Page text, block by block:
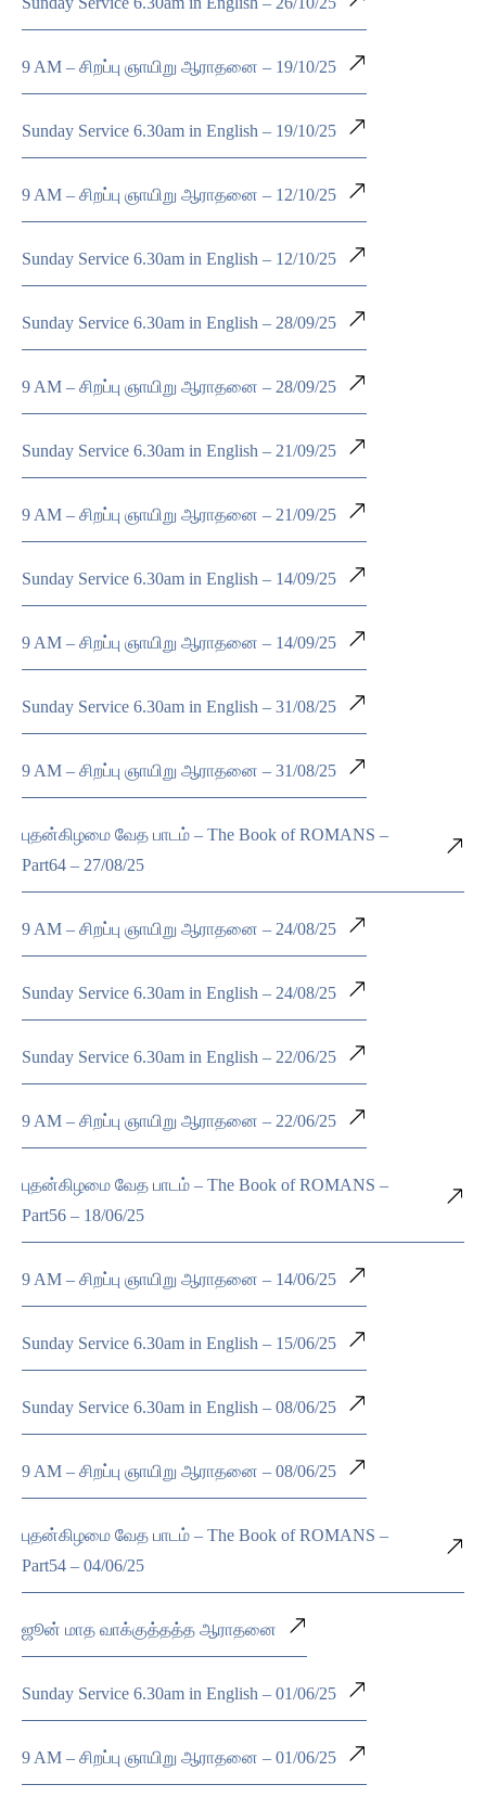
9 AM – சிறப்பு ஞாயிறு ஆராதனை – 19/10/25
Sunday Service 6.30am in English – 19/10/25
9 AM – சிறப்பு ஞாயிறு ஆராதனை – 12/10/25
Sunday Service 6.30am in English – 12/10/25
Sunday Service 6.30am in English – 28/09/25
9 AM – சிறப்பு ஞாயிறு ஆராதனை – 28/09/25
Sunday Service 6.30am in English – 21/09/25
9 AM – சிறப்பு ஞாயிறு ஆராதனை – 21/09/25
Sunday Service 6.30am in English – 14/09/25
9 AM – சிறப்பு ஞாயிறு ஆராதனை – 14/09/25
Sunday Service 6.30am in English – 31/08/25
9 AM – சிறப்பு ஞாயிறு ஆராதனை – 31/08/25
புதன்கிழமை வேத பாடம் – The Book of ROMANS –
Part64 – 27/08/25
9 AM – சிறப்பு ஞாயிறு ஆராதனை – 24/08/25
Sunday Service 6.30am in English – 24/08/25
Sunday Service 6.30am in English – 22/06/25
9 AM – சிறப்பு ஞாயிறு ஆராதனை – 22/06/25
புதன்கிழமை வேத பாடம் – The Book of ROMANS –
Part56 – 18/06/25
9 AM – சிறப்பு ஞாயிறு ஆராதனை – 14/06/25
Sunday Service 6.30am in English – 15/06/25
Sunday Service 6.30am in English – 08/06/25
9 AM – சிறப்பு ஞாயிறு ஆராதனை – 08/06/25
புதன்கிழமை வேத பாடம் – The Book of ROMANS –
Part54 – 04/06/25
ஜூன் மாத வாக்குத்தத்த ஆராதனை
Sunday Service 6.30am in English – 01/06/25
9 AM – சிறப்பு ஞாயிறு ஆராதனை – 01/06/25